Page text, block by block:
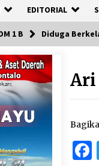
EDITORIAL
1 B Diduga
Ari